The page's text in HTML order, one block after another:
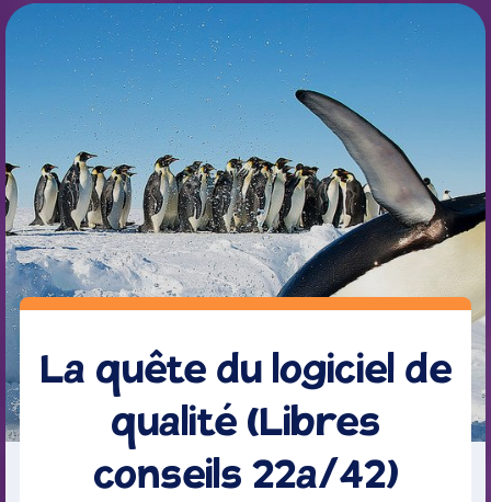
La quête du logiciel de
qualité (Libres
conseils 22a/42)